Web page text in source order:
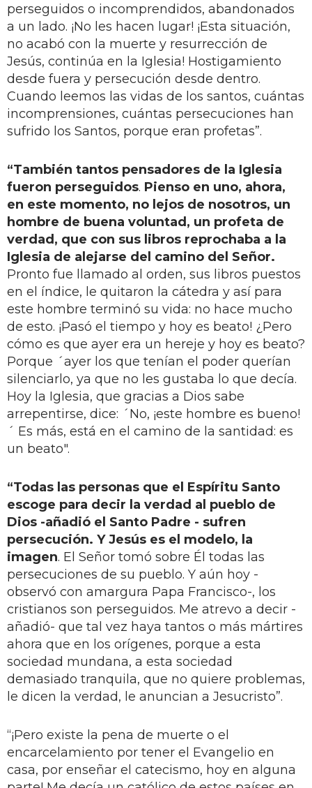
perseguidos o incomprendidos, abandonados
a un lado. ¡No les hacen lugar! ¡Esta situación,
no acabó con la muerte y resurrección de
Jesús, continúa en la Iglesia! Hostigamiento
desde fuera y persecución desde dentro.
Cuando leemos las vidas de los santos, cuántas
incomprensiones, cuántas persecuciones han
sufrido los Santos, porque eran profetas”.
“También tantos pensadores de la Iglesia
fueron perseguidos. Pienso en uno, ahora,
en este momento, no lejos de nosotros, un
hombre de buena voluntad, un profeta de
verdad, que con sus libros reprochaba a la
Iglesia de alejarse del camino del Señor.
Pronto fue llamado al orden, sus libros puestos
en el índice, le quitaron la cátedra y así para
este hombre terminó su vida: no hace mucho
de esto. ¡Pasó el tiempo y hoy es beato! ¿Pero
cómo es que ayer era un hereje y hoy es beato?
Porque ´ayer los que tenían el poder querían
silenciarlo, ya que no les gustaba lo que decía.
Hoy la Iglesia, que gracias a Dios sabe
arrepentirse, dice: ´No, ¡este hombre es bueno!
´ Es más, está en el camino de la santidad: es
un beato".
“Todas las personas que el Espíritu Santo
escoge para decir la verdad al pueblo de
Dios -añadió el Santo Padre - sufren
persecución. Y Jesús es el modelo, la
imagen. El Señor tomó sobre Él todas las
persecuciones de su pueblo. Y aún hoy -
observó con amargura Papa Francisco-, los
cristianos son perseguidos. Me atrevo a decir -
añadió- que tal vez haya tantos o más mártires
ahora que en los orígenes, porque a esta
sociedad mundana, a esta sociedad
demasiado tranquila, que no quiere problemas,
le dicen la verdad, le anuncian a Jesucristo”.
“¡Pero existe la pena de muerte o el
encarcelamiento por tener el Evangelio en
casa, por enseñar el catecismo, hoy en alguna